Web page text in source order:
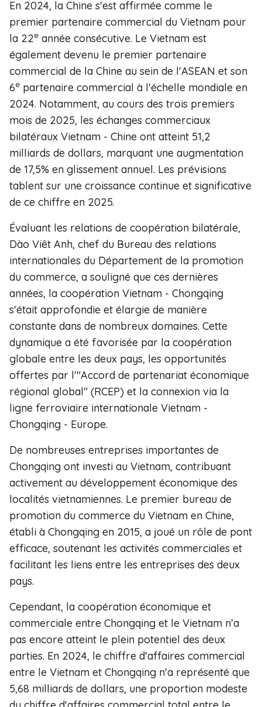
En 2024, la Chine s'est affirmée comme le
premier partenaire commercial du Vietnam pour
la 22e année consécutive. Le Vietnam est
également devenu le premier partenaire
commercial de la Chine au sein de l'ASEAN et son
6e partenaire commercial à l'échelle mondiale en
2024. Notamment, au cours des trois premiers
mois de 2025, les échanges commerciaux
bilatéraux Vietnam - Chine ont atteint 51,2
milliards de dollars, marquant une augmentation
de 17,5% en glissement annuel. Les prévisions
tablent sur une croissance continue et significative
de ce chiffre en 2025.
Évaluant les relations de coopération bilatérale,
Dào Viêt Anh, chef du Bureau des relations
internationales du Département de la promotion
du commerce, a souligné que ces dernières
années, la coopération Vietnam - Chongqing
s'était approfondie et élargie de manière
constante dans de nombreux domaines. Cette
dynamique a été favorisée par la coopération
globale entre les deux pays, les opportunités
offertes par l'"Accord de partenariat économique
régional global" (RCEP) et la connexion via la
ligne ferroviaire internationale Vietnam -
Chongqing - Europe.
De nombreuses entreprises importantes de
Chongqing ont investi au Vietnam, contribuant
activement au développement économique des
localités vietnamiennes. Le premier bureau de
promotion du commerce du Vietnam en Chine,
établi à Chongqing en 2015, a joué un rôle de pont
efficace, soutenant les activités commerciales et
facilitant les liens entre les entreprises des deux
pays.
Cependant, la coopération économique et
commerciale entre Chongqing et le Vietnam n’a
pas encore atteint le plein potentiel des deux
parties. En 2024, le chiffre d'affaires commercial
entre le Vietnam et Chongqing n'a représenté que
5,68 milliards de dollars, une proportion modeste